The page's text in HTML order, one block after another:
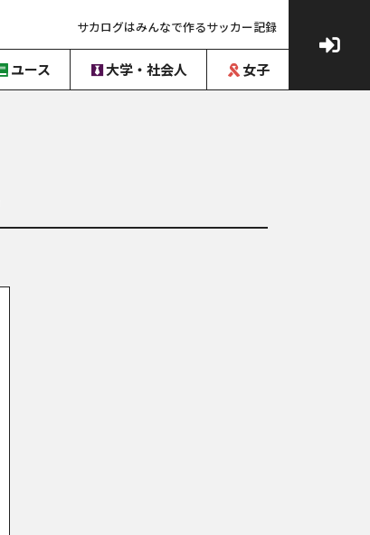
サカログはみんなで作るサッカー記録
ユース 大学・社会人 女子